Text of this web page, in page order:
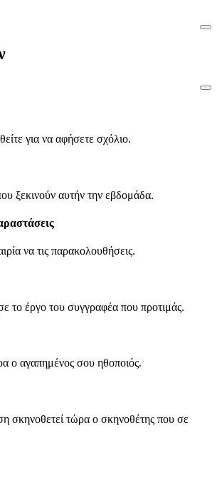
για να αφήσετε σχόλιο.
ξεκινούν αυτήν την εβδομάδα.
να τις παρακολουθήσεις.
το έργο του συγγραφέα που προτιμάς.
ο αγαπημένος σου ηθοποιός.
σκηνοθετεί τώρα ο σκηνοθέτης που σε